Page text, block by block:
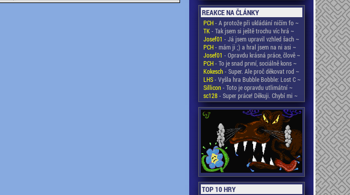
REAKCE NA ČLÁNKY
PCH- A protože při ukládání ničím fo ~
TK- Tak jsem si ještě trochu víc hrá ~
Josef01 - Já jsem upravil vzhled šach ~
PCH- mám ji ;) a hral jsem na ni asi ~
Josef01 - Opravdu krásná práce, člově ~
PCH- To je snad první, sociálně kons ~
Kokesch- Super. Ale proč děkovat rod ~
LHS- Vyšla hra Bubble Bobble: Lost C ~
Sillicon- Toto je opravdu utlimátní ~
sc128- Super práce! Děkuji. Chybí mi ~
TOP 10 HRY